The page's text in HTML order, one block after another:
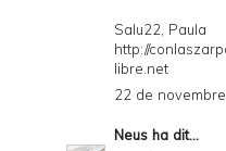
Salu22, Paula
http://
libre.net
22 de
Neus ha dit...